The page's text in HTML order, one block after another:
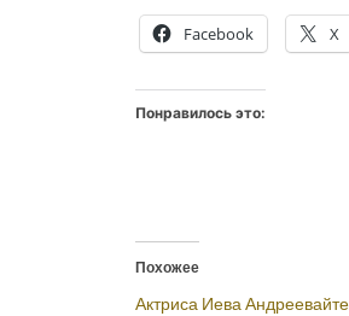
Facebook X
Понравилось это:
Похожее
Актриса Иева